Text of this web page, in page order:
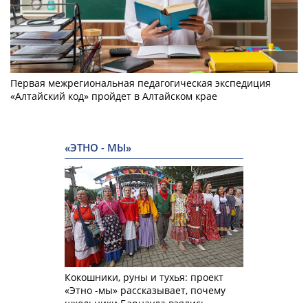
Первая межрегиональная педагогическая экспедиция
«Алтайский код» пройдет в Алтайском крае
«ЭТНО - МЫ»
Кокошники, руны и тухья: проект
«Этно -мы» рассказывает, почему